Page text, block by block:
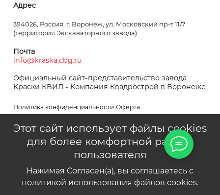
Адрес
394026, Россия, г. Воронеж, ул. Московский пр-т 11/7
(территория Экскаваторного завода)
Почта
info@kraska.cbg.ru
Официальный сайт-представительство завода
Краски КВИЛ - Компания Квадрострой в Воронеже
Политика конфиденциальности Оферта
Квадрострой © 1995–2024
Этот сайт использует файлы cookies
для более комфортной работы
пользователя
Нажимая Согласен(а), вы соглашаетесь с
политикой использования файлов cookies.